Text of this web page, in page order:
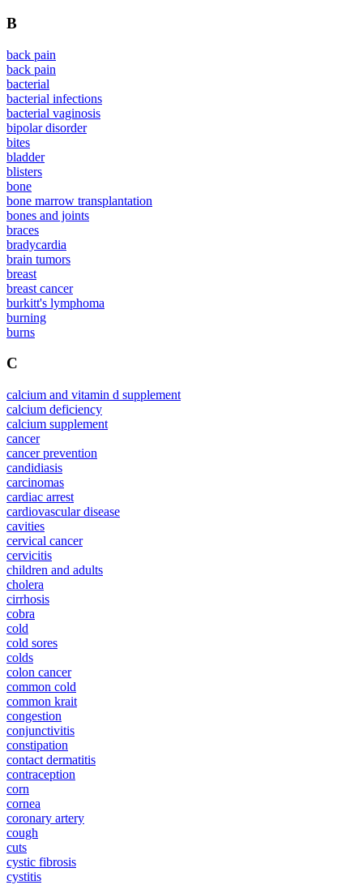
B
back pain
back pain
bacterial
bacterial infections
bacterial vaginosis
bipolar disorder
bites
bladder
blisters
bone
bone marrow transplantation
bones and joints
braces
bradycardia
brain tumors
breast
breast cancer
burkitt's lymphoma
burning
burns
C
calcium and vitamin d supplement
calcium deficiency
calcium supplement
cancer
cancer prevention
candidiasis
carcinomas
cardiac arrest
cardiovascular disease
cavities
cervical cancer
cervicitis
children and adults
cholera
cirrhosis
cobra
cold
cold sores
colds
colon cancer
common cold
common krait
congestion
conjunctivitis
constipation
contact dermatitis
contraception
corn
cornea
coronary artery
cough
cuts
cystic fibrosis
cystitis